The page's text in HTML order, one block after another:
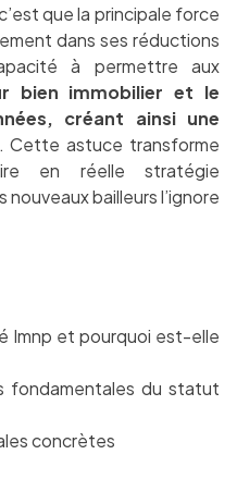
que la principale force
dans ses réductions
à permettre aux
bien immobilier et le
créant ainsi une
. Cette astuce transforme
en réelle stratégie
bailleurs l’ignore
lmnp et pourquoi est-elle
fondamentales du statut
concrètes